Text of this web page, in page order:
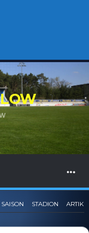
SAISON STADION